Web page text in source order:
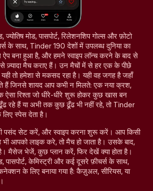
मोड, पासपोर्ट, रिलेशनशिप गोल्स और फ़ोटो
के साथ, Tinder 190 देशों में उपलब्ध दुनिया का
ऐप बना हुआ है, और हमने स्वाइप लॉन्च करने के बाद से
ज़्यादा मैच कराए हैं। उन मैचों में से हर एक के पीछे
तो हमेशा से मकसद रहा है। यही वह जगह है जहाँ
हैं जिनसे शायद आप कभी न मिलते: एक नया क्रश,
ऐसा रिश्ता जो धीरे-धीरे शुरू होकर कुछ खास बन
रहे हैं या अभी तक कुछ ढूँढ भी नहीं रहे, तो Tinder
स्पेस देता है।
पसंद सेट करें, और स्वाइप करना शुरू करें। आप किसी
आपको लाइक करे, तो मैच हो जाता है। उसके बाद,
मैसेज भेजें, कुछ प्लान करें, फिर देखें क्या होता है।
पासपोर्ट, केमिस्ट्री और कई दूसरे फ़ीचर्स के साथ,
के लिए बनाया गया है: कैज़ुअल, सीरियस, या